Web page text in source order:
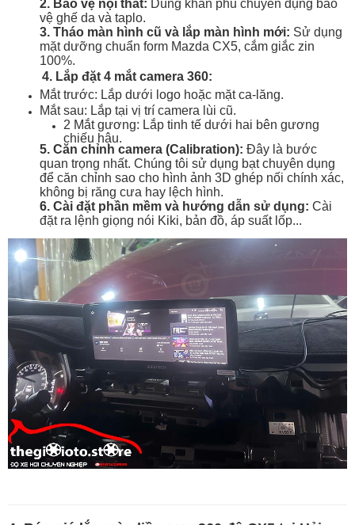
2. Bảo vệ nội thất: Dùng khăn phủ chuyên dụng bảo
vệ ghế da và taplo.
3. Tháo màn hình cũ và lắp màn hình mới: Sử dụng
mặt dưỡng chuẩn form Mazda CX5, cắm giắc zin
100%.
4. Lắp đặt 4 mắt camera 360:
Mắt trước: Lắp dưới logo hoặc mặt ca-lăng.
Mắt sau: Lắp tại vị trí camera lùi cũ.
2 Mắt gương: Lắp tinh tế dưới hai bên gương
chiếu hậu.
5. Căn chỉnh camera (Calibration): Đây là bước
quan trọng nhất. Chúng tôi sử dụng bạt chuyên dụng
để căn chỉnh sao cho hình ảnh 3D ghép nối chính xác,
không bị răng cưa hay lệch hình.
6. Cài đặt phần mềm và hướng dẫn sử dụng: Cài
đặt ra lệnh giọng nói Kiki, bản đồ, áp suất lốp...